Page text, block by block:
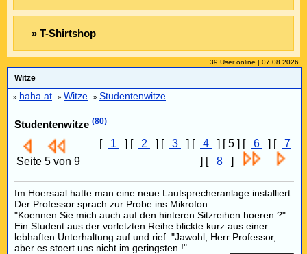
» T-Shirtshop
39 User online | 07.08.2026
Witze
» haha.at » Witze » Studentenwitze
Studentenwitze (80)
Seite 5 von 9
[ 1 ] [ 2 ] [ 3 ] [ 4 ] [ 5 ] [ 6 ] [
7
] [
8 ]
Im Hoersaal hatte man eine neue Lautsprecheranlage installiert.
Der Professor sprach zur Probe ins Mikrofon:
"Koennen Sie mich auch auf den hinteren Sitzreihen hoeren ?"
Ein Student aus der vorletzten Reihe blickte kurz aus einer
lebhaften Unterhaltung auf und rief: "Jawohl, Herr Professor,
aber es stoert uns nicht im geringsten !"